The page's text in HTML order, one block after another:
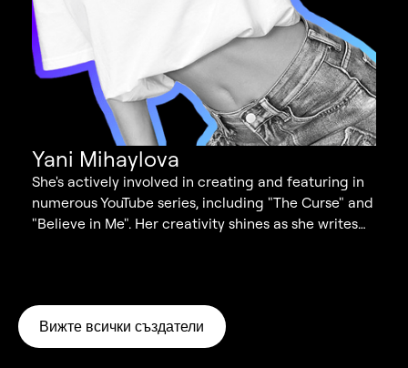
Yani Mihaylova
She's actively involved in creating and featuring in
numerous YouTube series, including "The Curse" and
"Believe in Me". Her creativity shines as she writes
Вижте всички създатели